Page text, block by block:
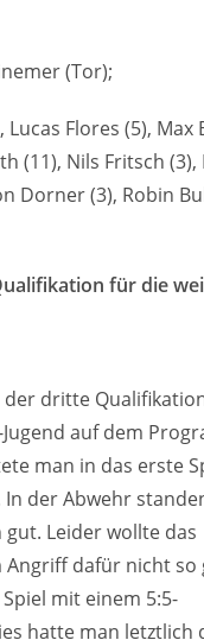
(Tor);
Lucas Flores (5), Max
(11), Nils Fritsch (3),
Dorner (3), Robin
für die
der dritte
auf dem
man in das erste
In der Abwehr
Leider wollte das
dafür nicht so
mit einem 5:5-
hatte man letztlich